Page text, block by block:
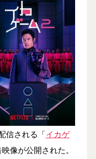
信される「イカゲ
像が公開された。